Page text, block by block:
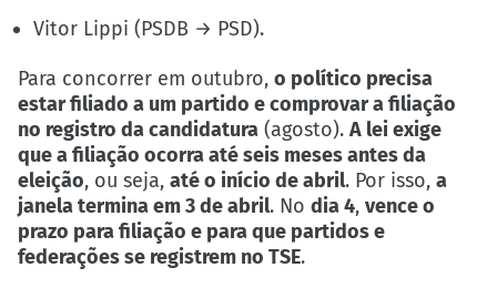
Vitor Lippi (PSDB → PSD).
Para concorrer em outubro, o político precisa
estar filiado a um partido e comprovar a filiação
no registro da candidatura (agosto). A lei exige
que a filiação ocorra até seis meses antes da
eleição, ou seja, até o início de abril. Por isso, a
janela termina em 3 de abril. No dia 4, vence o
prazo para filiação e para que partidos e
federações se registrem no TSE.